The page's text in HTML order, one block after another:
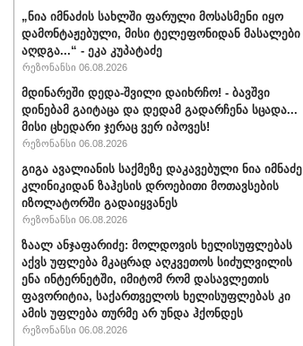
„ნია იმნაძის სახლში ფარული მოსასმენი იყო
დამონტაჟებული, მისი ტელეფონიდან მასალები
აღდგა...“ - ეკა კუპატაძე
რეზონანსი 06.08.2026
მდინარეში დედა-შვილი დაიხრჩო! - ბავშვი
დინებამ გაიტაცა და დედამ გადარჩენა სცადა...
მისი ცხედარი ჯერაც ვერ იპოვეს!
რეზონანსი 06.08.2026
გიგა ავალიანის საქმეზე დაკავებული ნია იმნაძე
კლინიკიდან ზაჰესის დროებითი მოთავსების
იზოლატორში გადაიყვანეს
რეზონანსი 06.08.2026
ზაალ ანჯაფარიძე: მოლდოვის ხელისუფლებას
აქვს უფლება მკაცრად აღკვეთოს სიძულვილის
ენა ინტერნეტში, იმიტომ რომ დასავლეთის
ფავორიტია, საქართველოს ხელისუფლებას კი
ამის უფლება თურმე არ უნდა ჰქონდეს
რეზონანსი 06.08.2026